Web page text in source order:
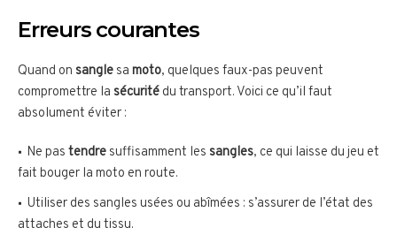
Erreurs courantes
Quand on sangle sa moto, quelques faux-pas peuvent
compromettre la sécurité du transport. Voici ce qu’il faut
absolument éviter :
Ne pas tendre suffisamment les sangles, ce qui laisse du jeu et
fait bouger la moto en route.
Utiliser des sangles usées ou abîmées : s’assurer de l’état des
attaches et du tissu.